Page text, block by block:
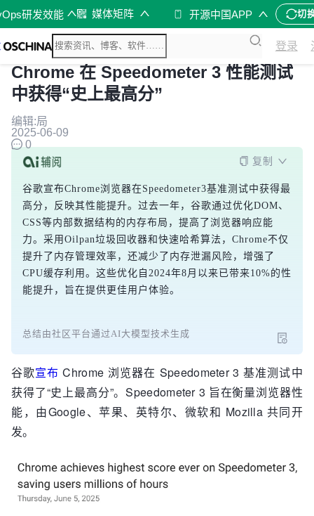
研发效能 媒体矩阵 开源中国APP 切
登录
Chrome 在 Speedometer 3 性能测试
中获得“史上最高分”
编辑:局
2025-06-09
0
复制
谷歌宣布Chrome浏览器在Speedometer3基准测试中获得最
高分，反映其性能提升。过去一年，谷歌通过优化DOM、
CSS等内部数据结构的内存布局，提高了浏览器响应能
力。采用Oilpan垃圾回收器和快速哈希算法，Chrome不仅
提升了内存管理效率，还减少了内存泄漏风险，增强了
CPU缓存利用。这些优化自2024年8月以来已带来10%的性
能提升，旨在提供更佳用户体验。
总结由社区平台通过AI大模型技术生成
谷歌宣布 Chrome 浏览器在 Speedometer 3 基准测试中
获得了“史上最高分”。Speedometer 3 旨在衡量浏览器性
能，由Google、苹果、英特尔、微软和 Mozilla 共同开
发。